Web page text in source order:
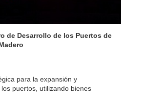
de Desarrollo de los Puertos de
para la expansión y
puertos, utilizando bienes